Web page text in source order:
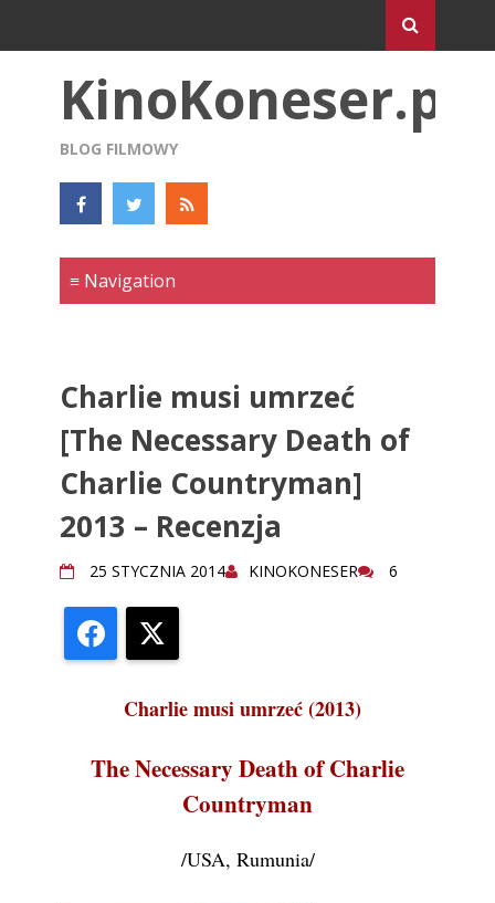
KinoKoneser.pl
BLOG FILMOWY
Charlie musi umrzeć
[The Necessary Death of
Charlie Countryman]
2013 – Recenzja
25 STYCZNIA 2014 KINOKONESER 6
Facebook
Charlie musi umrzeć (2013)
The Necessary Death of Charlie
Countryman
/USA, Rumunia/